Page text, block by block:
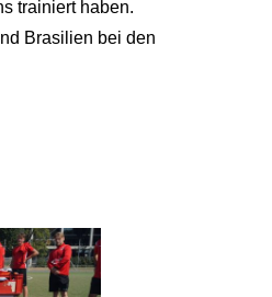
trainiert haben.
Brasilien bei den